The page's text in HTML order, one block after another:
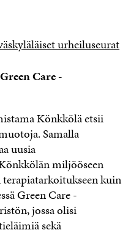
urheiluseurat
Care -
Könkkölä etsii
Samalla
uusia
miljööseen
kuin
Green Care -
jossa olisi
sekä